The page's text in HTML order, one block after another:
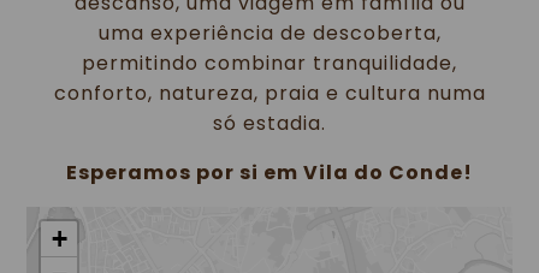
uma experiência de descoberta,
permitindo combinar tranquilidade,
conforto, natureza, praia e cultura numa
só estadia.
Esperamos por si em Vila do Conde!
+